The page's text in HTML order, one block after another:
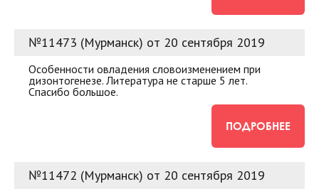
№11473 (Мурманск) от 20 сентября 2019
Особенности овладения словоизменением при
дизонтогенезе. Литература не старше 5 лет.
Спасибо большое.
ПОДРОБНЕЕ
№11472 (Мурманск) от 20 сентября 2019